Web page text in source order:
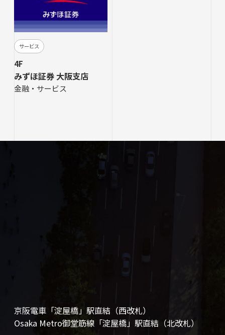
サービス
4F
みずほ証券 大阪支店
金融・サービス
京阪電車「淀屋橋」駅直結（西改札）
Osaka Metro御堂筋線「淀屋橋」駅直結（北改札）